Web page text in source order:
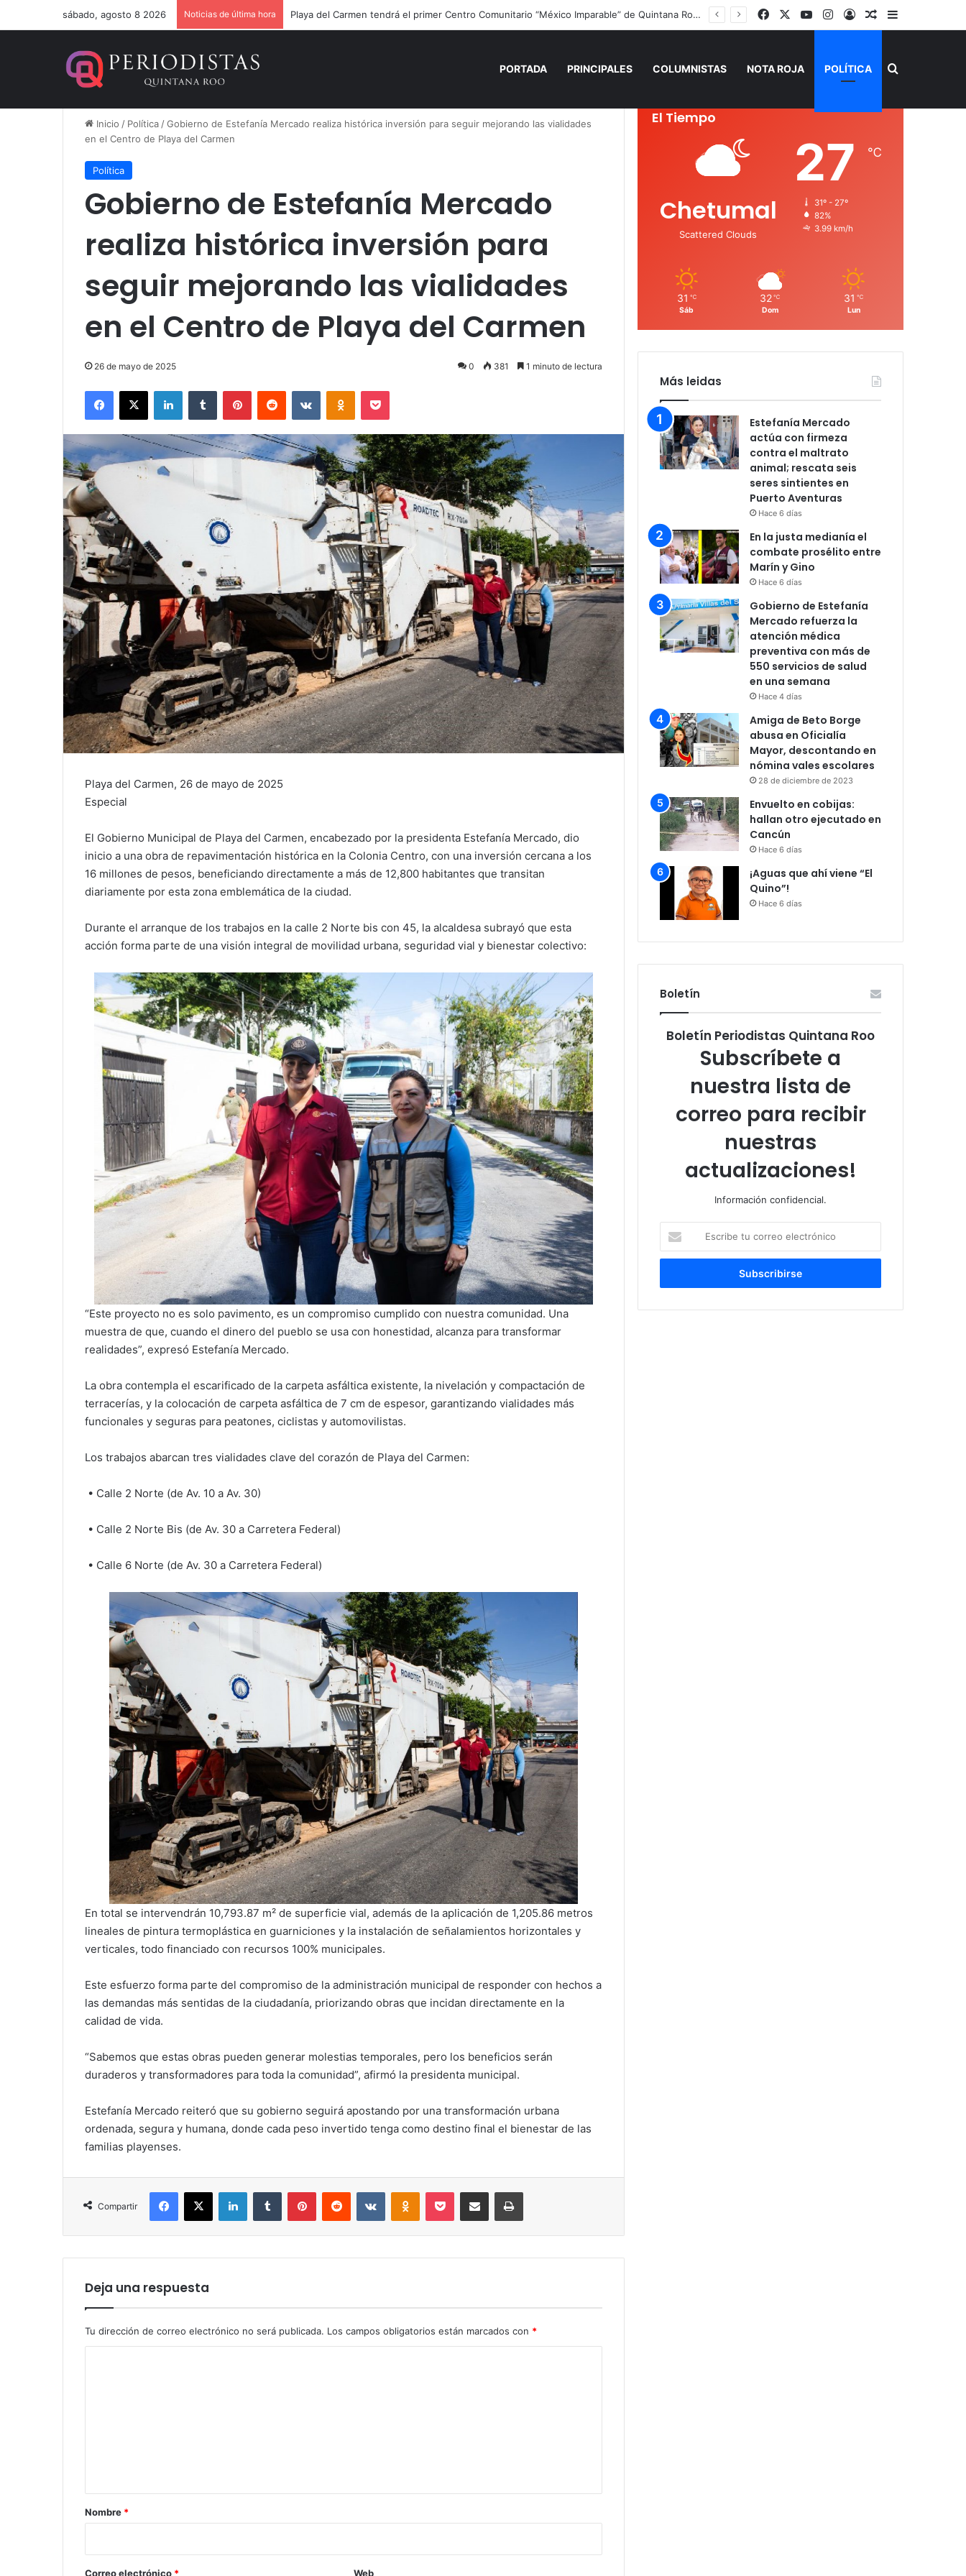
sábado, agosto 8 2026 Noticias de última hora Un verano para recordar: niñas y niños cierran con alegría el curso “Aventuras de Verano” FacebookYouTubeInstagram
AccesoPublicación al
Barra lateral
PORTADA PRINCIPALES COLUMNISTAS NOTA ROJA POLÍTICA Buscar por
Inicio / Política /Gobierno de Estefanía Mercado realiza histórica inversión para seguir mejorando las vialidades
en el Centro de Playa del Carmen
Política
Gobierno de Estefanía Mercado
realiza histórica inversión para
seguir mejorando las vialidades
en el Centro de Playa del Carmen
26 de mayo de 2025 0 381 1 minuto de lectura
Facebook
X LinkedInTumblr PinterestReddit VKontakteOdnoklassniki
Pocket
Playa del Carmen, 26 de mayo de 2025
Especial
El Gobierno Municipal de Playa del Carmen, encabezado por la presidenta Estefanía Mercado, dio
inicio a una obra de repavimentación histórica en la Colonia Centro, con una inversión cercana a los
16 millones de pesos, beneficiando directamente a más de 12,800 habitantes que transitan
diariamente por esta zona emblemática de la ciudad.
Durante el arranque de los trabajos en la calle 2 Norte bis con 45, la alcaldesa subrayó que esta
acción forma parte de una visión integral de movilidad urbana, seguridad vial y bienestar colectivo:
“Este proyecto no es solo pavimento, es un compromiso cumplido con nuestra comunidad. Una
muestra de que, cuando el dinero del pueblo se usa con honestidad, alcanza para transformar
realidades”, expresó Estefanía Mercado.
La obra contempla el escarificado de la carpeta asfáltica existente, la nivelación y compactación de
terracerías, y la colocación de carpeta asfáltica de 7 cm de espesor, garantizando vialidades más
funcionales y seguras para peatones, ciclistas y automovilistas.
Los trabajos abarcan tres vialidades clave del corazón de Playa del Carmen:
• Calle 2 Norte (de Av. 10 a Av. 30)
• Calle 2 Norte Bis (de Av. 30 a Carretera Federal)
• Calle 6 Norte (de Av. 30 a Carretera Federal)
En total se intervendrán 10,793.87 m² de superficie vial, además de la aplicación de 1,205.86 metros
lineales de pintura termoplástica en guarniciones y la instalación de señalamientos horizontales y
verticales, todo financiado con recursos 100% municipales.
Este esfuerzo forma parte del compromiso de la administración municipal de responder con hechos a
las demandas más sentidas de la ciudadanía, priorizando obras que incidan directamente en la
calidad de vida.
“Sabemos que estas obras pueden generar molestias temporales, pero los beneficios serán
duraderos y transformadores para toda la comunidad”, afirmó la presidenta municipal.
Estefanía Mercado reiteró que su gobierno seguirá apostando por una transformación urbana
ordenada, segura y humana, donde cada peso invertido tenga como destino final el bienestar de las
familias playenses.
Compartir
Facebook
X LinkedInTumblr PinterestReddit VKontakteOdnoklassniki
Pocket Compartir por correo electrónicoImprimir
Deja una respuesta
Tu dirección de correo electrónico no será publicada. Los campos obligatorios están marcados con *
r
*
Nombre *
Correo electrónico * Web
El Tiempo
Chetumal
Scattered Clouds
27 ℃
31º - 27º
82%
3.99 km/h
31 ℃
Sáb
32 ℃
Dom
31 ℃
Lun
Más leidas
Estefanía Mercado
actúa con firmeza
contra el maltrato
animal; rescata seis
seres sintientes en
Puerto Aventuras
Hace 6 días
En la justa medianía el
combate prosélito entre
Marín y Gino
Hace 6 días
Gobierno de Estefanía
Mercado refuerza la
atención médica
preventiva con más de
550 servicios de salud
en una semana
Hace 4 días
Amiga de Beto Borge
abusa en Oficialía
Mayor, descontando en
nómina vales escolares
28 de diciembre de 2023
Envuelto en cobijas:
hallan otro ejecutado en
Cancún
Hace 6 días
¡Aguas que ahí viene “El
Quino”!
Hace 6 días
Boletín
Boletín Periodistas Quintana Roo
Subscríbete a
nuestra lista de
correo para recibir
nuestras
actualizaciones!
Información confidencial.
tu
correo